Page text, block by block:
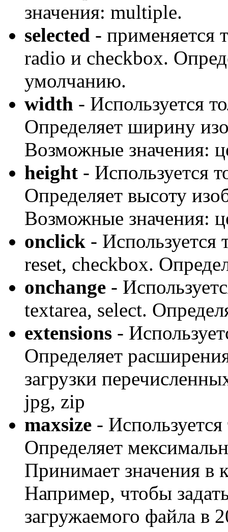
значения: multiple.
selected - применяется
radio и checkbox.
умолчанию.
width - Используется
Определяет ширину
Возможные значения:
height - Используется
Определяет высоту
Возможные значения:
onclick - Используется
reset, checkbox.
onchange -
textarea, select.
extensions -
Определяет
загрузки
jpg, zip
maxsize -
Определяет
Принимает значения в
Например, чтобы
загружаемого файла в